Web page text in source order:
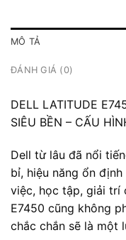
MÔ TẢ
ĐÁNH GIÁ (0)
DELL LATITUDE
SIÊU BỀN – CẤU
Dell từ lâu đã nổi
bỉ, hiệu năng ổn
việc, học tập, giải trí
E7450 cũng không
chắc chắn sẽ là một